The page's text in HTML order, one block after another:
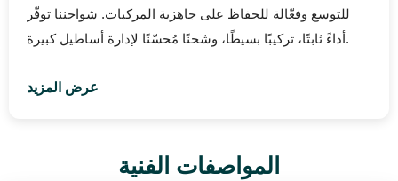
للتوسع وفعّالة للحفاظ على جاهزية المركبات. شواحننا توفّر
أداءً ثابتًا، تركيبًا بسيطًا، وشحنًا مُحسّنًا لإدارة أساطيل كبيرة.
عرض المزيد
المواصفات الفنية